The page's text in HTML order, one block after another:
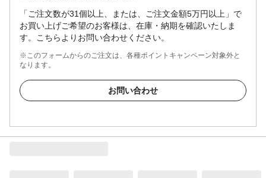
「ご注文数が31個以上、または、ご注文金額5万円以上」で
お買い上げご希望のお客様は、在庫・納期を確認いたしま
す。こちらよりお問い合わせください。
※このフォームからのご注文は、各種ポイントキャンペーン対象外と
なります。
お問い合わせ